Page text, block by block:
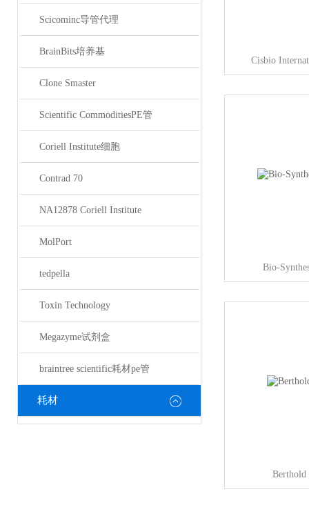
Scicominc导管代理
BrainBits培养基
Clone Smaster
Scientific CommoditiesPE管
Coriell Institute细胞
Contrad 70
NA12878 Coriell Institute
MolPort
tedpella
Toxin Technology
Megazyme试剂盒
braintree scientific耗材pe管
耗材
Cisbio
Bio-